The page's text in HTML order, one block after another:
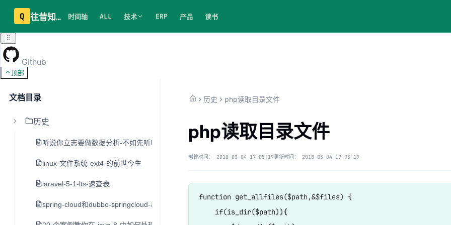
Q 往昔知识库 时间轴 ALL 技术 ERP 产品 读书
Github
顶部
文档目录
历史
听说你立志要做数据分析-不如先听听老司机的建议
linux-文件系统-ext4-的前世今生
laravel-5-1-lts-速查表
spring-cloud和dubbo-springcloud-alibaba
历史 php读取目录文件
php读取目录文件
创建时间： 2018-03-04 17:05:19更新时间： 2018-03-04 17:05:19
function get_allfiles($path,&$files) {
    if(is_dir($path)){